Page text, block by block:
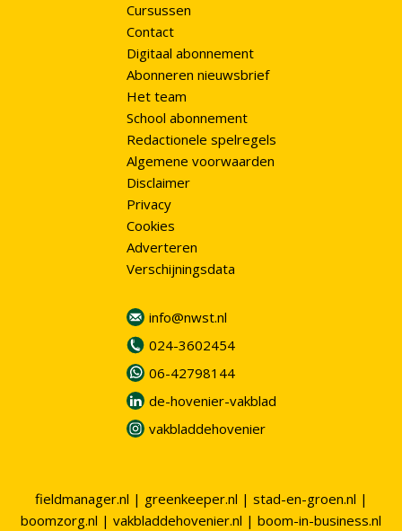
Cursussen
Contact
Digitaal abonnement
Abonneren nieuwsbrief
Het team
School abonnement
Redactionele spelregels
Algemene voorwaarden
Disclaimer
Privacy
Cookies
Adverteren
Verschijningsdata
info@nwst.nl
024-3602454
06-42798144
de-hovenier-vakblad
vakbladdehovenier
fieldmanager.nl | greenkeeper.nl | stad-en-groen.nl |
boomzorg.nl | vakbladdehovenier.nl | boom-in-business.nl